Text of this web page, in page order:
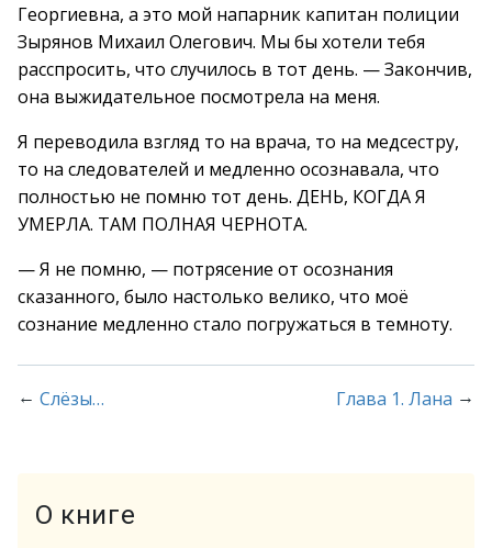
Георгиевна, а это мой напарник капитан полиции
Зырянов Михаил Олегович. Мы бы хотели тебя
расспросить, что случилось в тот день. — Закончив,
она выжидательное посмотрела на меня.
Я переводила взгляд то на врача, то на медсестру,
то на следователей и медленно осознавала, что
полностью не помню тот день. ДЕНЬ, КОГДА Я
УМЕРЛА. ТАМ ПОЛНАЯ ЧЕРНОТА.
— Я не помню, — потрясение от осознания
сказанного, было настолько велико, что моё
сознание медленно стало погружаться в темноту.
Глава 1. Лана →
← Слёзы…
О книге